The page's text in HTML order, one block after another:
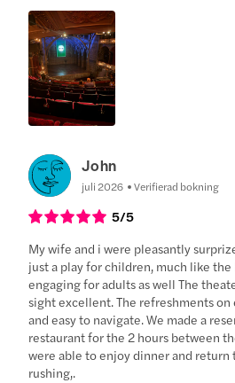
John
juli 2026 Verifierad bokning
5/5
My wife and i were pleasantly
just a play for children, much like the
engaging for adults as well The
sight excellent. The refreshments
and easy to navigate. We made a
restaurant for the 2 hours between
were able to enjoy dinner and
rushing,.